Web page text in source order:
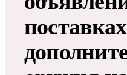
поставках